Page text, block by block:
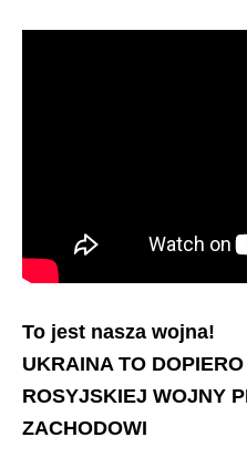
To jest nasza wojna!
UKRAINA TO
ROSYJSKIEJ WOJNY
ZACHODOWI